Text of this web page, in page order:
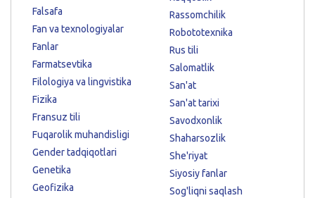
Falsafa
Fan va texnologiyalar
Fanlar
Farmatsevtika
Filologiya va lingvistika
Fizika
Fransuz tili
Fuqarolik muhandisligi
Gender tadqiqotlari
Genetika
Geofizika
Rassomchilik
Robototexnika
Rus tili
Salomatlik
San'at
San'at tarixi
Savodxonlik
Shaharsozlik
She'riyat
Siyosiy fanlar
Sog'liqni saqlash